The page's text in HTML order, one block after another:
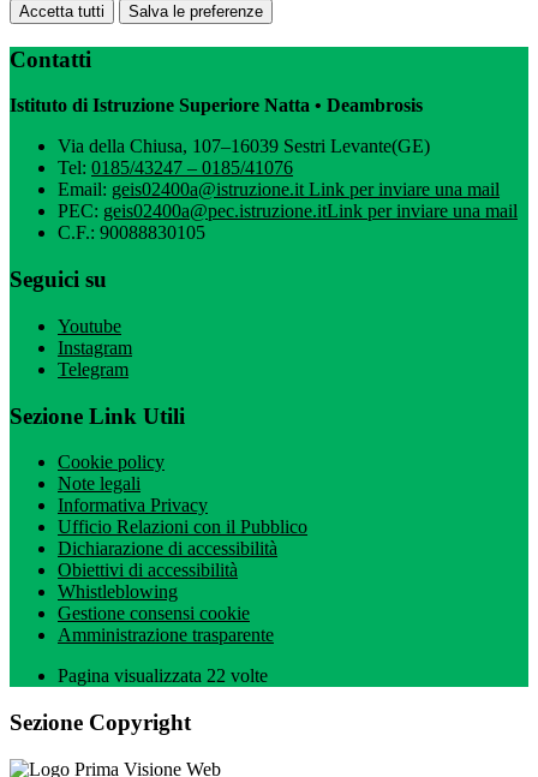
Accetta tutti Salva le preferenze
Contatti
Istituto di Istruzione Superiore Natta • Deambrosis
Via della Chiusa, 107–16039 Sestri Levante(GE)
Tel: 0185/43247 – 0185/41076
Email: geis02400a@istruzione.itLink per inviare una mail
PEC: geis02400a@pec.istruzione.itLink per inviare una mail
C.F.: 90088830105
Seguici su
Youtube
Instagram
Telegram
Sezione Link Utili
Cookie policy
Note legali
Informativa Privacy
Ufficio Relazioni con il Pubblico
Dichiarazione di accessibilità
Obiettivi di accessibilità
Whistleblowing
Gestione consensi cookie
Amministrazione trasparente
Pagina visualizzata 22 volte
Sezione Copyright